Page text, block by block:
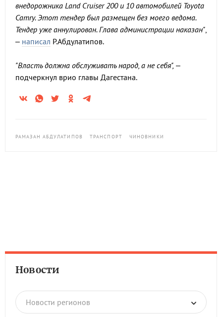
внедорожника Land Cruiser 200 и 10 автомобилей Toyota
Camry. Этот тендер был размещен без моего ведома.
Тендер уже аннулирован. Глава администрации наказан",
– написал Р.Абдулатипов.
"Власть должна обслуживать народ, а не себя", –
подчеркнул врио главы Дагестана.
РАМАЗАН АБДУЛАТИПОВ ТРАНСПОРТ ЧИНОВНИКИ
Новости
Новости регионов